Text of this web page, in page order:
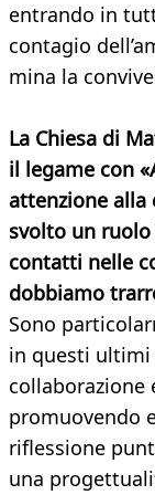
entrando in
contagio
mina la
La Chiesa di
il legame con
attenzione alla
svolto un
contatti nelle
dobbiamo
Sono
in questi ultimi
collaborazione
promuovendo
riflessione
una